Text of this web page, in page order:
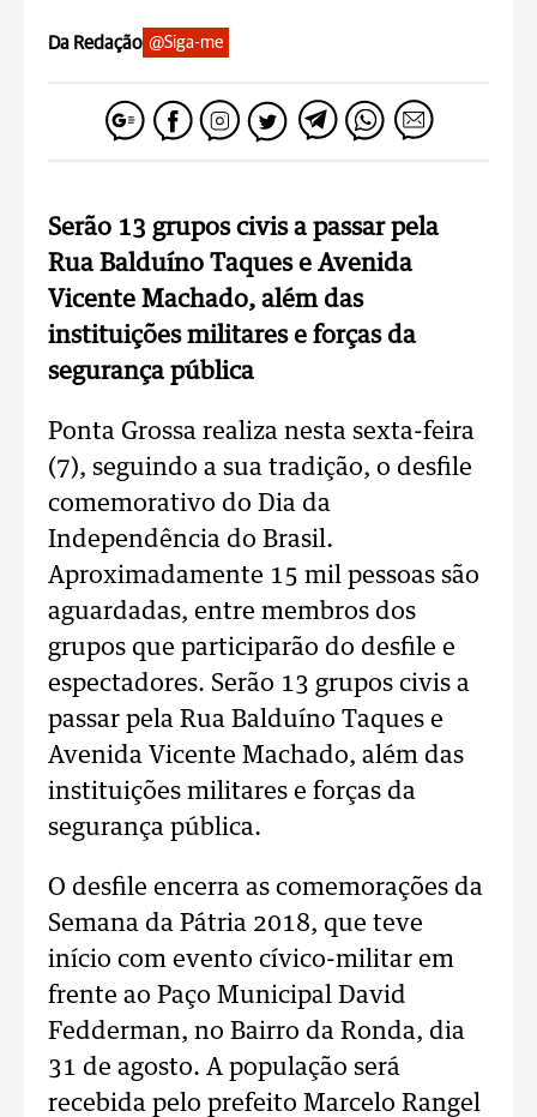
Da Redação @Siga-me
Serão 13 grupos civis a passar pela
Rua Balduíno Taques e Avenida
Vicente Machado, além das
instituições militares e forças da
segurança pública
Ponta Grossa realiza nesta sexta-feira
(7), seguindo a sua tradição, o desfile
comemorativo do Dia da
Independência do Brasil.
Aproximadamente 15 mil pessoas são
aguardadas, entre membros dos
grupos que participarão do desfile e
espectadores. Serão 13 grupos civis a
passar pela Rua Balduíno Taques e
Avenida Vicente Machado, além das
instituições militares e forças da
segurança pública.
O desfile encerra as comemorações da
Semana da Pátria 2018, que teve
início com evento cívico-militar em
frente ao Paço Municipal David
Fedderman, no Bairro da Ronda, dia
31 de agosto. A população será
recebida pelo prefeito Marcelo Rangel